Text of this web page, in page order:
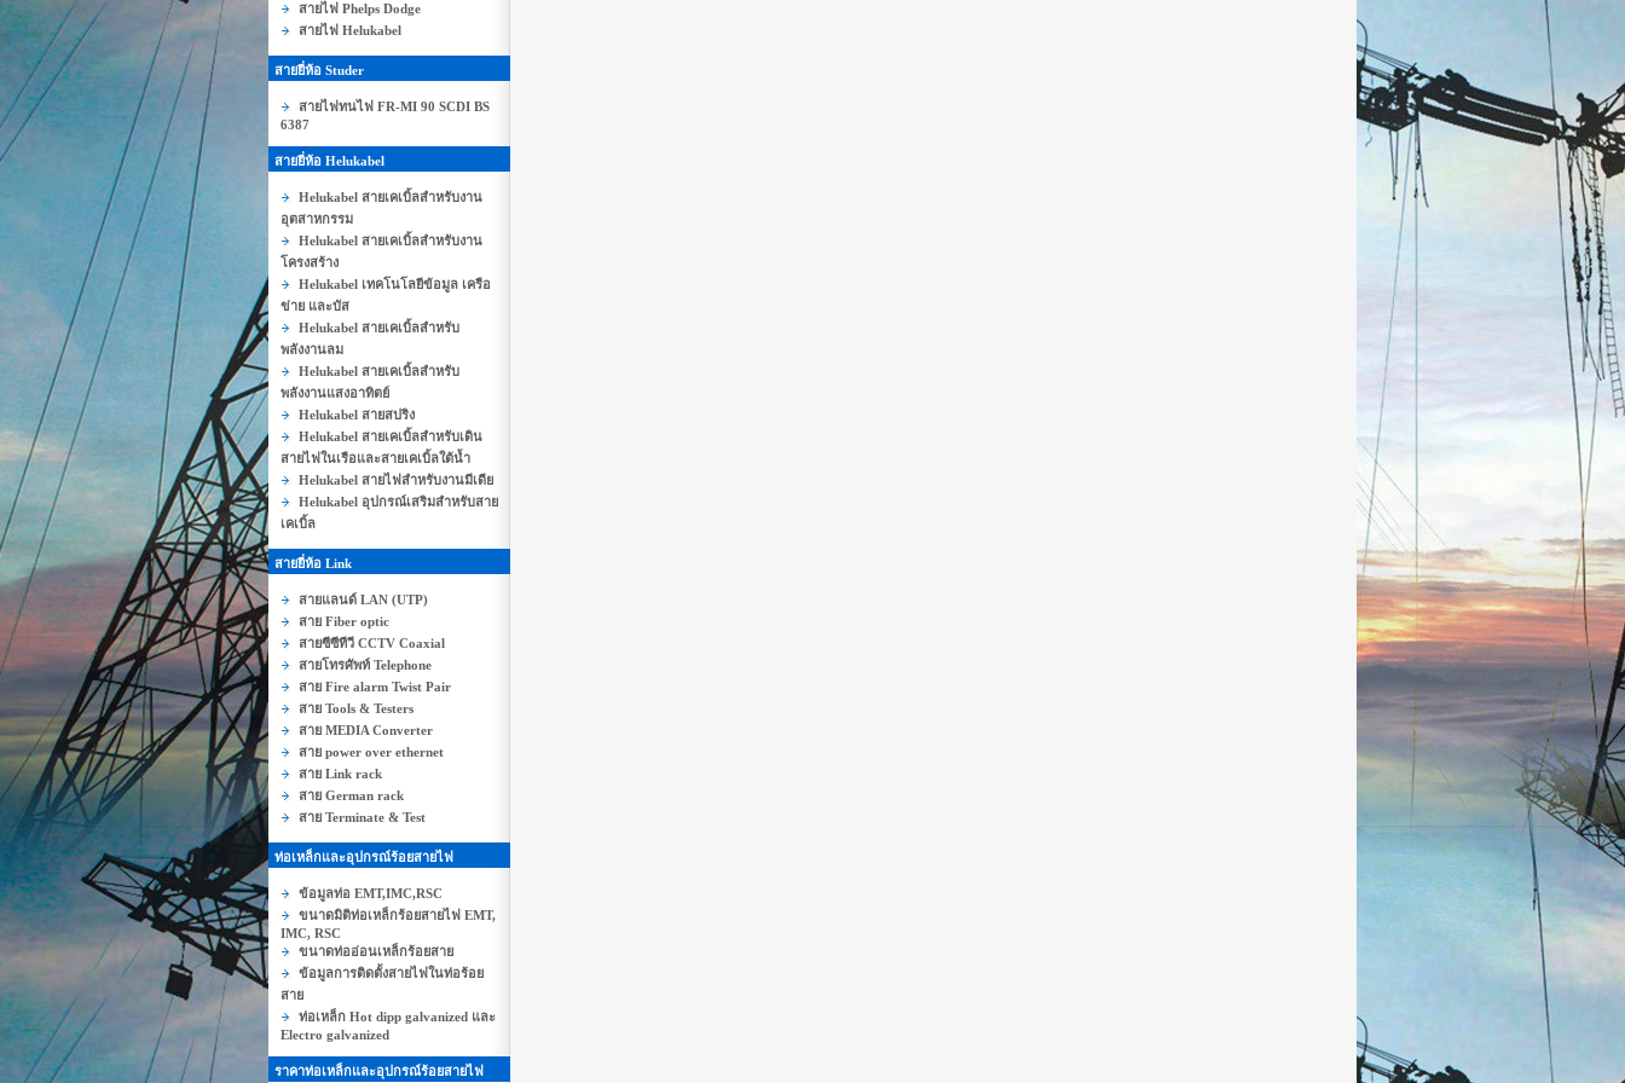
สายไฟ Phelps Dodge
สายไฟ Helukabel
สายยี่ห้อ Studer
สายไฟทนไฟ FR-MI 90 SCDI BS
6387
สายยี่ห้อ Helukabel
Helukabel สายเคเบิ้ลสำหรับงาน
อุตสาหกรรม
Helukabel สายเคเบิ้ลสำหรับงาน
โครงสร้าง
Helukabel เทคโนโลยีข้อมูล เครือ
ข่าย และบัส
Helukabel สายเคเบิ้ลสำหรับ
พลังงานลม
Helukabel สายเคเบิ้ลสำหรับ
พลังงานแสงอาทิตย์
Helukabel สายสปริง
Helukabel สายเคเบิ้ลสำหรับเดิน
สายไฟในเรือและสายเคเบิ้ลใต้น้ำ
Helukabel สายไฟสำหรับงานมีเดีย
Helukabel อุปกรณ์เสริมสำหรับสาย
เคเบิ้ล
สายยี่ห้อ Link
สายแลนด์ LAN (UTP)
สาย Fiber optic
สายซีซีทีวี CCTV Coaxial
สายโทรศัพท์ Telephone
สาย Fire alarm Twist Pair
สาย Tools & Testers
สาย MEDIA Converter
สาย power over ethernet
สาย Link rack
สาย German rack
สาย Terminate & Test
ท่อเหล็กและอุปกรณ์ร้อยสายไฟ
ข้อมูลท่อ EMT,IMC,RSC
ขนาดมิติท่อเหล็กร้อยสายไฟ EMT,
IMC, RSC
ขนาดท่ออ่อนเหล็กร้อยสาย
ข้อมูลการติดตั้งสายไฟในท่อร้อย
สาย
ท่อเหล็ก Hot dipp galvanized และ
Electro galvanized
ราคาท่อเหล็กและอุปกรณ์ร้อยสายไฟ